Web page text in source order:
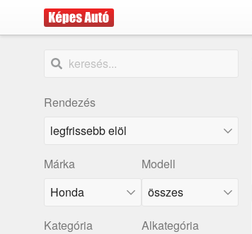
Rendezés
Márka
Honda
Modell
összes
Kategória Alkategória